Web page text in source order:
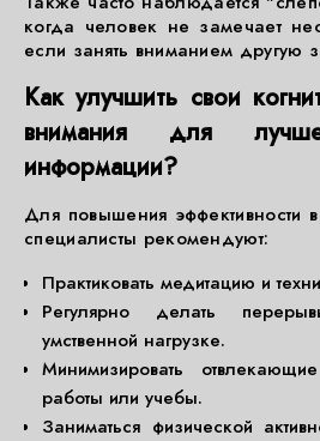
когда человек не замечает
если занять вниманием другую
Как улучшить свои
внимания для
информации?
Для повышения эффективности
специалисты рекомендуют:
Практиковать медитацию и
Регулярно делать
умственной нагрузке.
Минимизировать
работы или учебы.
Заниматься физической